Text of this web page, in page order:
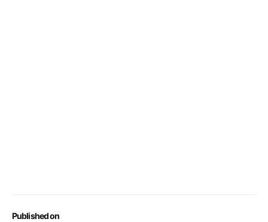
Published on